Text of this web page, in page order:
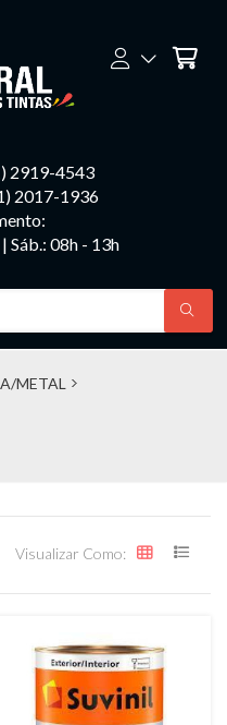
2919-4543
2017-1936
Sáb.: 08h - 13h
METAL
Visualizar Como: